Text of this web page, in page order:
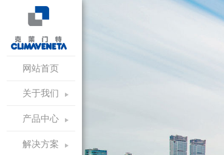
网站首页
关于我们
产品中心
解决方案